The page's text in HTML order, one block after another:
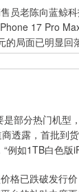
老陈向蓝鲸科
17 Pro
局面已明显回
部分热门机型
透露，首批到
“例如1TB白色
已跌破发行价